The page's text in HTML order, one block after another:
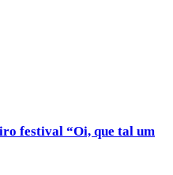
festival “Oi, que tal um